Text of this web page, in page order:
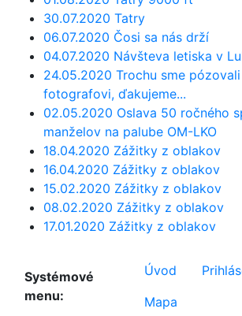
30.07.2020 Tatry
06.07.2020 Čosi sa nás drží
04.07.2020 Návšteva letiska v
24.05.2020 Trochu sme
fotografovi, ďakujeme...
02.05.2020 Oslava 50 ročného
manželov na palube OM-LKO
18.04.2020 Zážitky z oblakov
16.04.2020 Zážitky z oblakov
15.02.2020 Zážitky z oblakov
08.02.2020 Zážitky z oblakov
17.01.2020 Zážitky z oblakov
Systémové
menu:
Úvod
Mapa